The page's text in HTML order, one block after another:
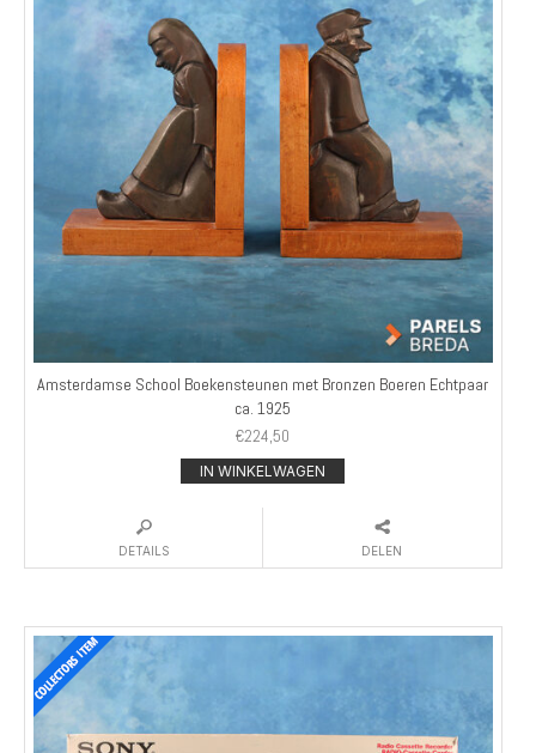
Amsterdamse School Boekensteunen met Bronzen Boeren Echtpaar
ca. 1925
€224,50
IN WINKELWAGEN
DETAILS DELEN